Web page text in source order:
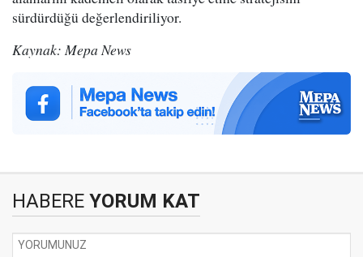
sürdürdüğü değerlendiriliyor.
Kaynak: Mepa News
HABERE YORUM KAT